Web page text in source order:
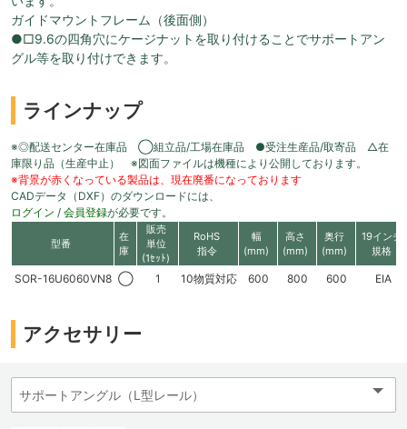
ガイドマウントフレーム（後面側）
●□9.6の四角穴にケージナットを取り付けることでサポートアン
グル等を取り付けできます。
ラインナップ
※◎配送センター在庫品 ◯組立品/工場在庫品 ●受注生産品/取寄品 △在
庫限り品（生産中止） ※図面ファイルは機種により公開しております。
※背景が赤くなっている製品は、現在廃番になっております
CADデータ（DXF）のダウンロードには、
ログイン / 会員登録が必要です。
型番
在
庫
販売
単位
(1ｾｯﾄ)
RoHS
指令
幅
(mm)
高さ
(mm)
奥行
(mm)
19インチ
規格
SOR-16U6060VN8 ◯ 1 10物質対応 600 800 600 EIA
アクセサリー